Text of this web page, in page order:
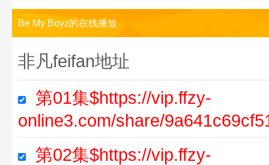
Be My Boyz的在线播放
非凡feifan地址
第01集$https://vip.ffzy-
online3.com/share/
第02集$https://vip.ffzy-